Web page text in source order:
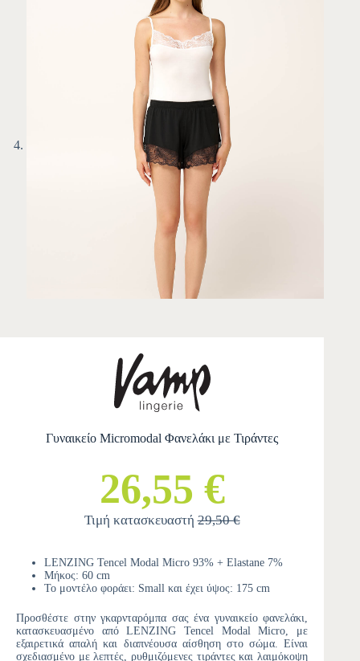
Γυναικείο Micromodal Φανελάκι με Τιράντες
26,55 €
Τιμή κατασκευαστή29,50 €
LENZING Tencel Modal Micro 93% + Elastane 7%
Μήκος: 60 cm
Το μοντέλο φοράει: Small και έχει ύψος: 175 cm
Προσθέστε στην γκαρνταρόμπα σας ένα γυναικείο φανελάκι,
κατασκευασμένο από LENZING Tencel Modal Micro, με
εξαιρετικά απαλή και διαπνέουσα αίσθηση στο σώμα. Είναι
σχεδιασμένο με λεπτές, ρυθμιζόμενες τιράντες και λαιμόκοψη